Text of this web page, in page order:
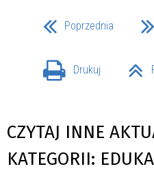
Poprzednia
Drukuj
CZYTAJ INNE
KATEGORII: